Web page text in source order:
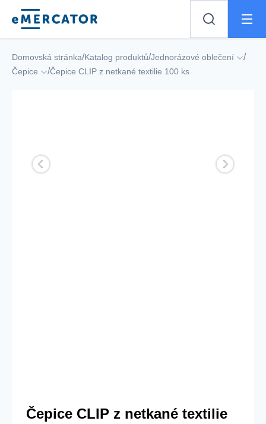
Mercator
Domovská stránka/Katalog produktů/Jednorázové oblečení /
Čepice /Čepice CLIP z netkané textilie 100 ks
Čepice CLIP z netkané textilie